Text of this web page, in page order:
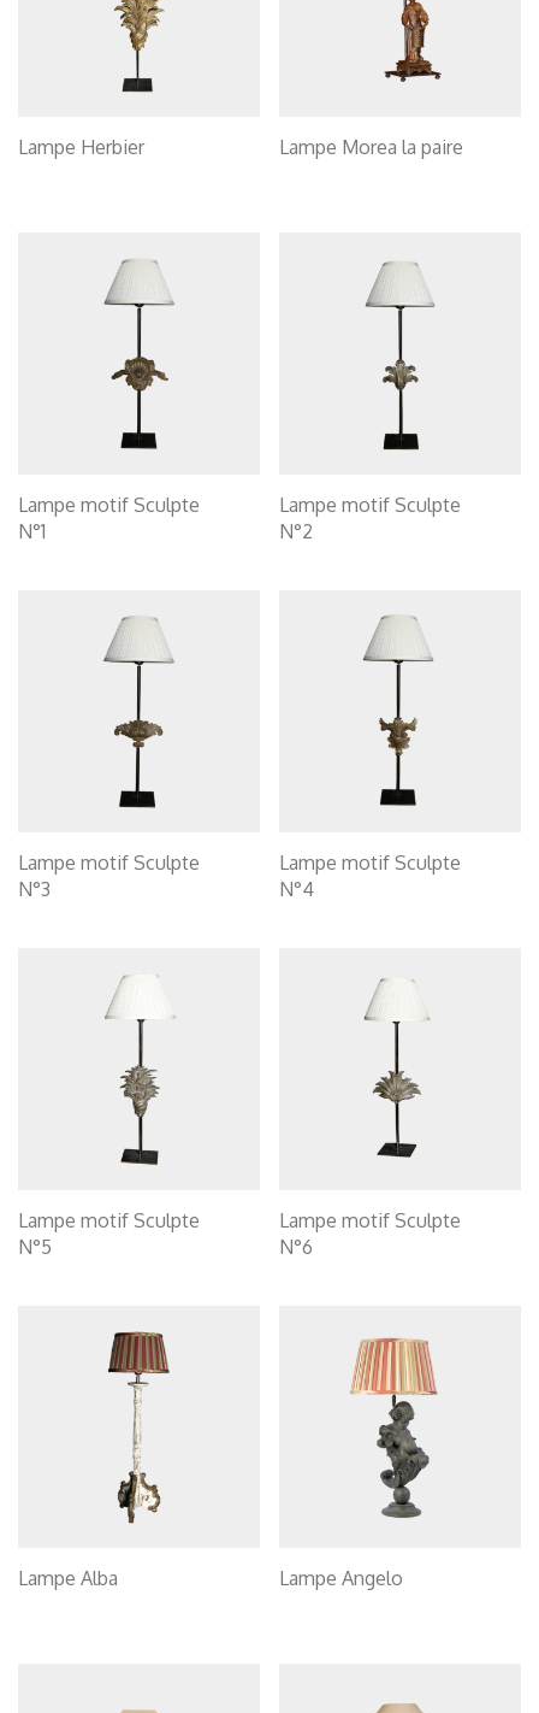
Lampe Herbier Lampe Morea la paire
Lampe motif Sculpte
N°1
Lampe motif Sculpte
N°2
Lampe motif Sculpte
N°3
Lampe motif Sculpte
N°4
Lampe motif Sculpte
N°5
Lampe motif Sculpte
N°6
Lampe Alba Lampe Angelo